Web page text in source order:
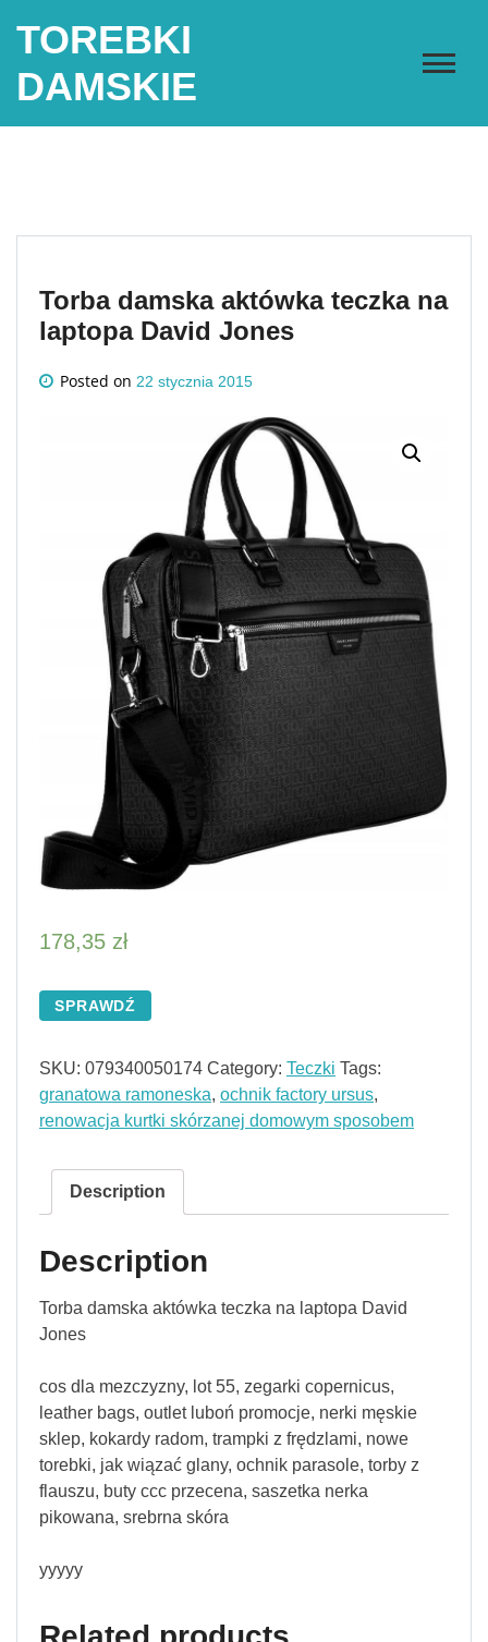
TOREBKI
DAMSKIE
Torba damska aktówka teczka na
laptopa David Jones
Posted on 22 stycznia 2015
178,35 zł
SPRAWDŹ
SKU: 079340050174 Category: Teczki Tags:
granatowa ramoneska, ochnik factory ursus,
renowacja kurtki skórzanej domowym sposobem
Description
Description
Torba damska aktówka teczka na laptopa David
Jones
cos dla mezczyzny, lot 55, zegarki copernicus,
leather bags, outlet luboń promocje, nerki męskie
sklep, kokardy radom, trampki z frędzlami, nowe
torebki, jak wiązać glany, ochnik parasole, torby z
flauszu, buty ccc przecena, saszetka nerka
pikowana, srebrna skóra
yyyyy